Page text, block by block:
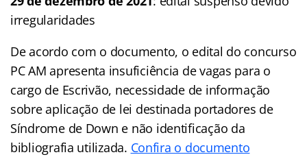
irregularidades
De acordo com o documento, o edital do concurso
PC AM apresenta insuficiência de vagas para o
cargo de Escrivão, necessidade de informação
sobre aplicação de lei destinada portadores de
Síndrome de Down e não identificação da
bibliografia utilizada. Confira o documento